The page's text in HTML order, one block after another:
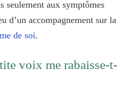
seulement aux symptômes
d’un accompagnement sur la
de soi.
voix me rabaisse-t-